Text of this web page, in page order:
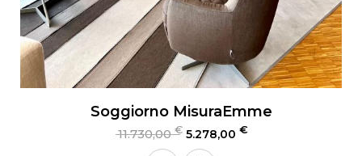
Soggiorno MisuraEmme
11.730,00€ 5.278,00 €